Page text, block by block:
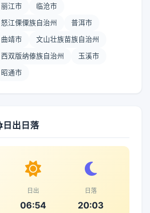
丽江市 临沧市
怒江傈僳族自治州 普洱市
曲靖市 文山壮族苗族自治州
西双版纳傣族自治州 玉溪市
昭通市
日出日落
日出
06:54
日落
20:03